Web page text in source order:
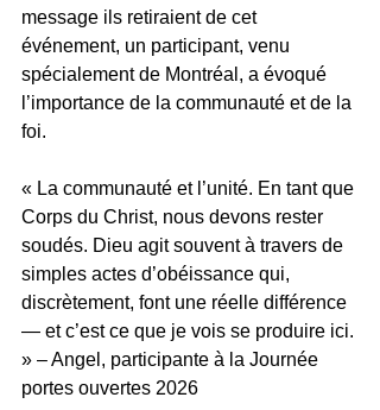
message ils retiraient de cet
événement, un participant, venu
spécialement de Montréal, a évoqué
l’importance de la communauté et de la
foi.
« La communauté et l’unité. En tant que
Corps du Christ, nous devons rester
soudés. Dieu agit souvent à travers de
simples actes d’obéissance qui,
discrètement, font une réelle différence
— et c’est ce que je vois se produire ici.
» – Angel, participante à la Journée
portes ouvertes 2026